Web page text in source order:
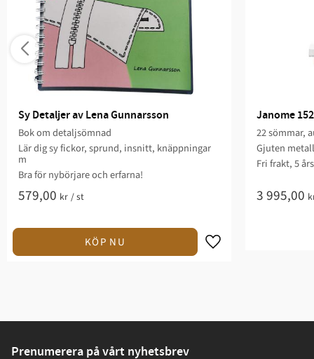
Sy Detaljer av Lena Gunnarsson
Bok om detaljsömnad
Lär dig sy fickor, sprund, insnitt, knäppningar
m
Bra för nybörjare och erfarna!
579,00 kr /st
Janome
22 sömmar,
Gjuten
Fri frakt, 5
3 995,00
Prenumerera på vårt nyhetsbrev